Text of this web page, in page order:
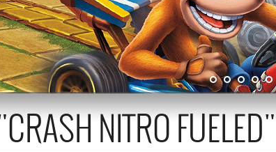
NITRO FUELED"